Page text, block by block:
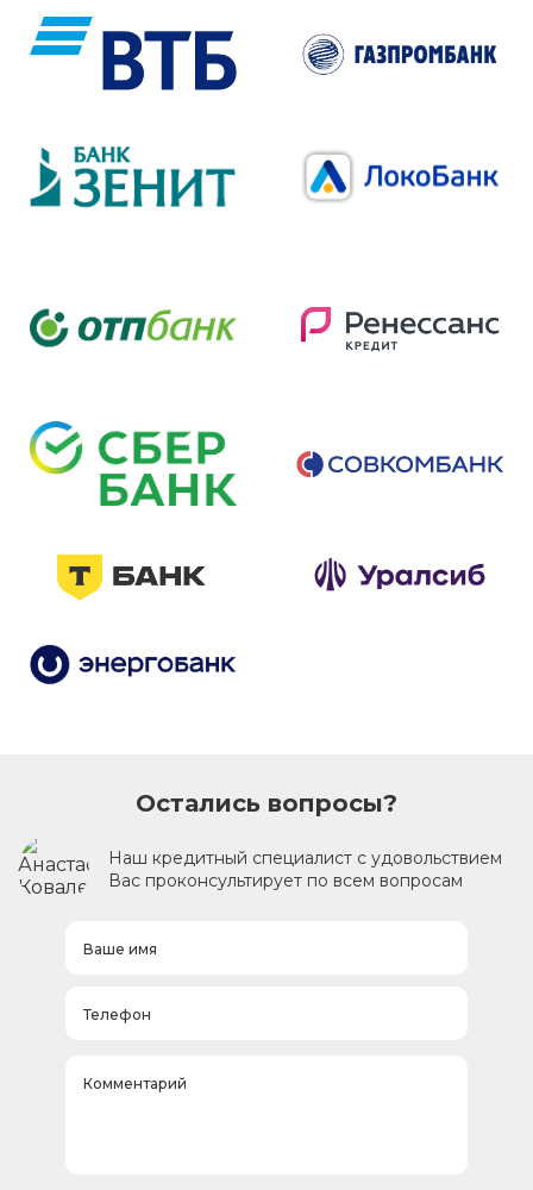
Остались вопросы?
Наш кредитный специалист с удовольствием
Вас проконсультирует по всем вопросам
Ваше имя
Телефон
Комментарий